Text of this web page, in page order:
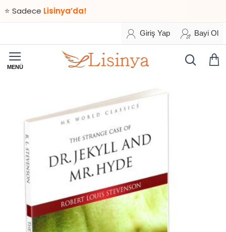
Lisinya’da!
Giriş Yap Bayi Ol